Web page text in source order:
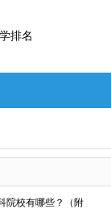
排名
院校有哪些？（附